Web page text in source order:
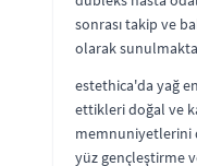
sonrası takip ve
olarak
estethica'da yağ
ettikleri doğal ve
memnuniyetlerini
yüz gençleştirme